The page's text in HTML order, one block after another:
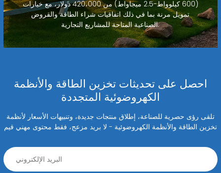
(600 كيلوواط-2.5 ميجاواط) من 420،000 دولار، مع خيارات
تمويل مرنة بما في ذلك اتفاقيات شراء الطاقة والقروض
الصناعية المتاحة للمشاريع التجارية.
احصل على تحديثات تخزين الطاقة والأنظمة
الكهروضوئية المتجددة
تلقى رؤى حصرية للصناعة، إطلاق منتجات جديدة، وتنبيهات الأسعار لأنظمة
تخزين الطاقة والأنظمة الكهروضوئية - لا بريد مزعج، فقط محتوى مهني قيم